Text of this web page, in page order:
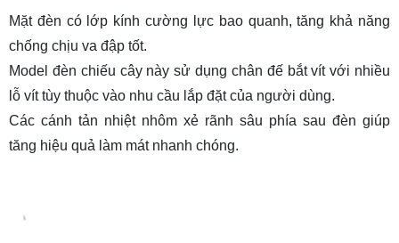
Mặt đèn có lớp kính cường lực bao quanh, tăng khả năng
chống chịu va đập tốt.
Model đèn chiếu câynày sử dụng chân đế bắt vít với nhiều
lỗ vít tùy thuộc vào nhu cầu lắp đặt của người dùng.
Các cánh tản nhiệt nhôm xẻ rãnh sâu phía sau đèn giúp
tăng hiệu quả làm mát nhanh chóng.